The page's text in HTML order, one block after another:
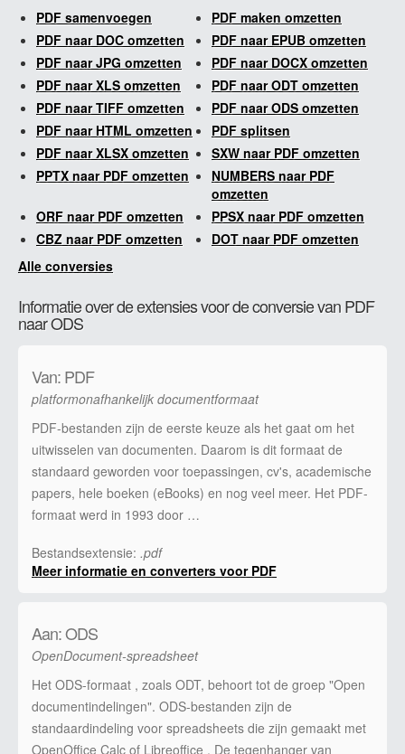
PDF samenvoegen
PDF maken omzetten
PDF naar DOC omzetten
PDF naar EPUB omzetten
PDF naar JPG omzetten
PDF naar DOCX omzetten
PDF naar XLS omzetten
PDF naar ODT omzetten
PDF naar TIFF omzetten
PDF naar ODS omzetten
PDF naar HTML omzetten
PDF splitsen
PDF naar XLSX omzetten
SXW naar PDF omzetten
PPTX naar PDF omzetten
NUMBERS naar PDF
omzetten
ORF naar PDF omzetten
PPSX naar PDF omzetten
CBZ naar PDF omzetten
DOT naar PDF omzetten
Alle conversies
Informatie over de extensies voor de conversie van PDF
naar ODS
Van: PDF
platformonafhankelijk documentformaat
PDF-bestanden zijn de eerste keuze als het gaat om het
uitwisselen van documenten. Daarom is dit formaat de
standaard geworden voor toepassingen, cv's, academische
papers, hele boeken (eBooks) en nog veel meer. Het PDF-
formaat werd in 1993 door …
Bestandsextensie: .pdf
Meer informatie en converters voor PDF
Aan: ODS
OpenDocument-spreadsheet
Het ODS-formaat , zoals ODT, behoort tot de groep "Open
documentindelingen". ODS-bestanden zijn de
standaardindeling voor spreadsheets die zijn gemaakt met
OpenOffice Calc of Libreoffice . De tegenhanger van